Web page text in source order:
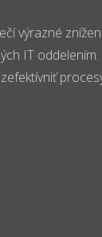
výrazné
IT